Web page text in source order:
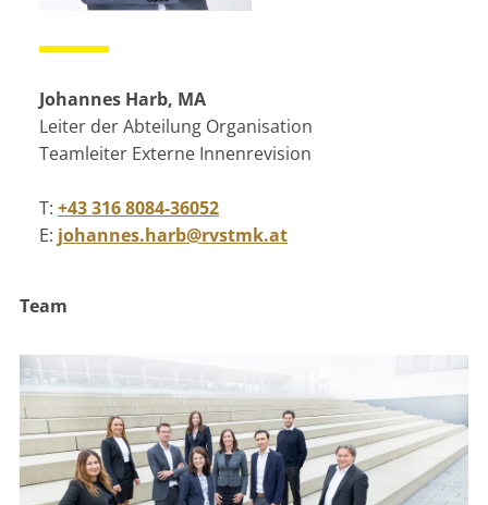
Johannes Harb, MA
Leiter der Abteilung Organisation
Teamleiter Externe Innenrevision
T: +43 316 8084-36052
E: johannes.harb@rvstmk.at
Team